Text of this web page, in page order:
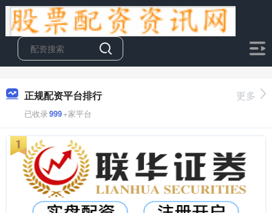
正规配资平台排行
已收录999+家平台
更多